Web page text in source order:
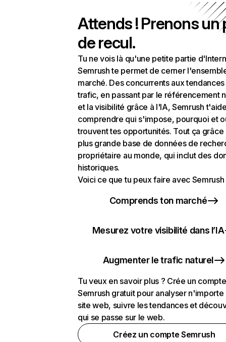
Attends ! Prenons un
de recul.
Tu ne vois là qu'une petite partie
Semrush te permet de cerner
marché. Des concurrents aux
trafic, en passant par le référencement
et la visibilité grâce à l'IA, Semrush
comprendre qui s'impose, pourquoi et
trouvent tes opportunités. Tout ça grâce
plus grande base de données de
propriétaire au monde, qui inclut des
historiques.
Voici ce que tu peux faire avec Semrush
Comprends ton marché
Mesurez votre visibilité dans l’IA
Augmenter le trafic naturel
Tu veux en savoir plus ? Crée un compte
Semrush gratuit pour analyser n'importe
site web, suivre les tendances et
qui se passe sur le web.
Créez un compte Semrush